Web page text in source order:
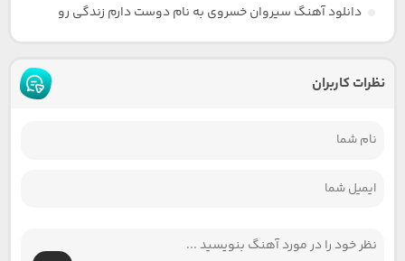
دانلود آهنگ سیروان خسروی به نام دوست دارم زندگی رو
نظرات کاربران